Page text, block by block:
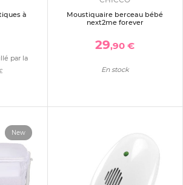
à
par la
Moustiquaire berceau bébé
next2me forever
29,90 €
En stock
New